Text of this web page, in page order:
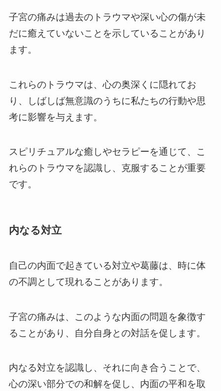
子宮の痛みは過去のトラウマや深い心の傷が未
だに癒えていないことを示していることがあり
ます。
これらのトラウマは、心の奥深くに隠れてお
り、しばしば無意識のうちに私たちの行動や思
考に影響を与えます。
スピリチュアルな癒しやセラピーを通じて、こ
れらのトラウマを認識し、克服することが重要
です。
内なる対立
自己の内面で起きている対立や葛藤は、時に体
の不調として現れることがあります。
子宮の痛みは、このような内面の問題を象徴す
ることがあり、自分自身との対話を促します。
内なる対立を認識し、それに向き合うことで、
心の深い部分での和解を促し、内面の平和を取